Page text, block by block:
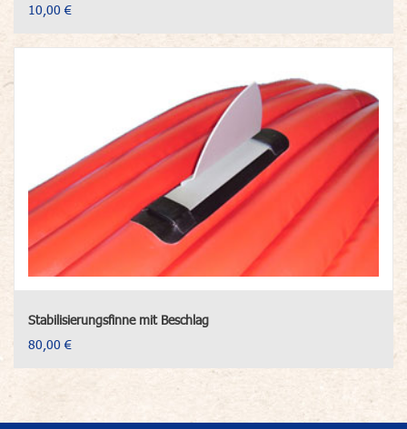
10,00 €
Stabilisierungsfinne mit Beschlag
80,00 €